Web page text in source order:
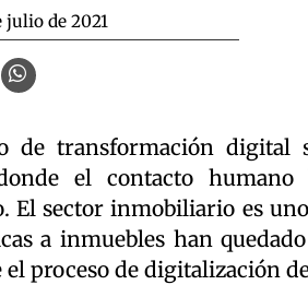
julio de 2021
de transformación digital
el contacto
El sector inmobiliario es
a inmuebles han
el proceso de digitalización